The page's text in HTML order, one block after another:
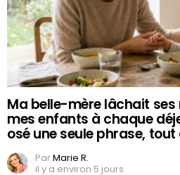
Ma belle-mère lâchait
mes enfants à chaque
osé une seule phrase,
ParMarie R.
il y a environ 5 jours